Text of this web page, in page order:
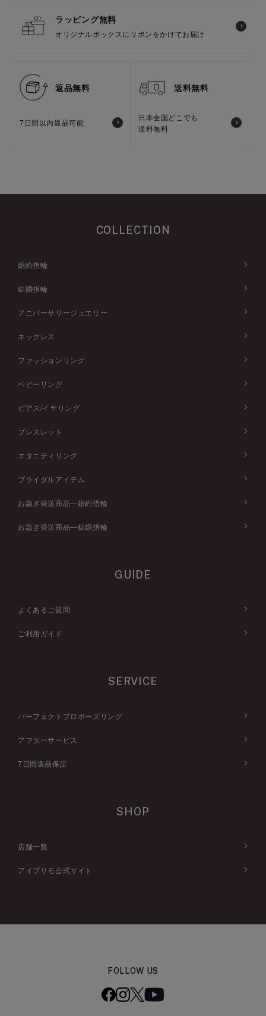
ラッピング無料
オリジナルボックスにリボンをかけてお届け
返品無料
7日間以内返品可能
送料無料
日本全国どこでも
送料無料
COLLECTION
婚約指輪
結婚指輪
アニバーサリージュエリー
ネックレス
ファッションリング
ベビーリング
ピアス/イヤリング
ブレスレット
エタニティリング
ブライダルアイテム
お急ぎ発送商品―婚約指輪
お急ぎ発送商品―結婚指輪
GUIDE
よくあるご質問
ご利用ガイド
SERVICE
パーフェクトプロポーズリング
アフターサービス
7日間返品保証
SHOP
店舗一覧
アイプリモ公式サイト
FOLLOW US